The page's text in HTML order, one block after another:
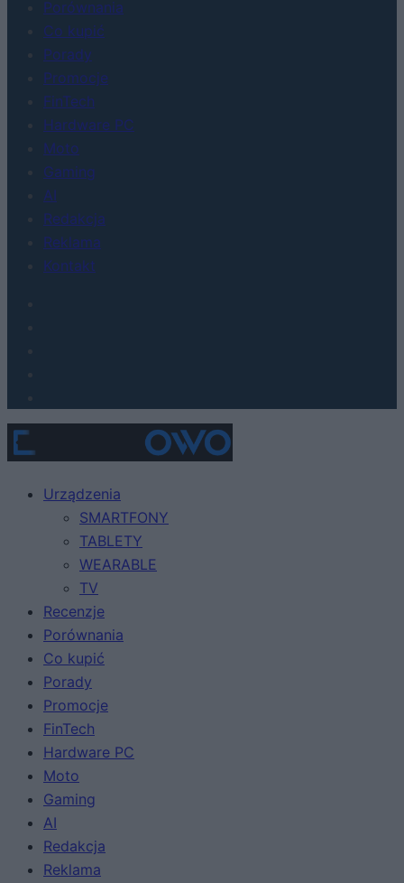
Porównania
Co kupić
Porady
Promocje
FinTech
Hardware PC
Moto
Gaming
AI
Redakcja
Reklama
Kontakt
Urządzenia
SMARTFONY
TABLETY
WEARABLE
TV
Recenzje
Porównania
Co kupić
Porady
Promocje
FinTech
Hardware PC
Moto
Gaming
AI
Redakcja
Reklama